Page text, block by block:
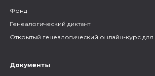
Фонд
Генеалогический диктант
Открытый генеалогический онлайн-курс
Документы